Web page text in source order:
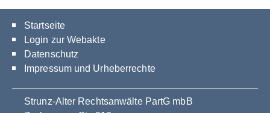
Startseite
Login zur Webakte
Datenschutz
Impressum und Urheberrechte
Strunz-Alter Rechtsanwälte PartG mbB